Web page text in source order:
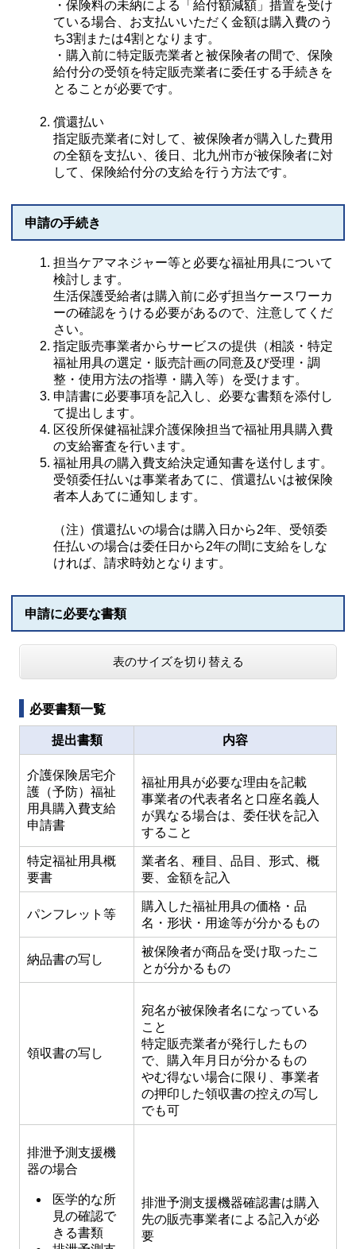
・保険料の未納による「給付額減額」措置を受け
ている場合、お支払いいただく金額は購入費のう
ち3割または4割となります。
・購入前に特定販売業者と被保険者の間で、保険
給付分の受領を特定販売業者に委任する手続きを
とることが必要です。
償還払い
指定販売業者に対して、被保険者が購入した費用
の全額を支払い、後日、北九州市が被保険者に対
して、保険給付分の支給を行う方法です。
申請の手続き
担当ケアマネジャー等と必要な福祉用具について
検討します。
生活保護受給者は購入前に必ず担当ケースワーカ
ーの確認をうける必要があるので、注意してくだ
さい。
指定販売事業者からサービスの提供（相談・特定
福祉用具の選定・販売計画の同意及び受理・調
整・使用方法の指導・購入等）を受けます。
申請書に必要事項を記入し、必要な書類を添付し
て提出します。
区役所保健福祉課介護保険担当で福祉用具購入費
の支給審査を行います。
福祉用具の購入費支給決定通知書を送付します。
受領委任払いは事業者あてに、償還払いは被保険
者本人あてに通知します。
​（注）償還払いの場合は購入日から2年、受領委
任払いの場合は委任日から2年の間に支給をしな
ければ、請求時効となります。
申請に必要な書類
表のサイズを切り替える
必要書類一覧
提出書類 内容
介護保険居宅介
護（予防）福祉
用具購入費支給
申請書
福祉用具が必要な理由を記載
事業者の代表者名と口座名義人
が異なる場合は、委任状を記入
すること
特定福祉用具概
要書
業者名、種目、品目、形式、概
要、金額を記入
パンフレット等
購入した福祉用具の価格・品
名・形状・用途等が分かるもの
納品書の写し
被保険者が商品を受け取ったこ
とが分かるもの
領収書の写し
宛名が被保険者名になっている
こと
特定販売業者が発行したもの
で、購入年月日が分かるもの
やむ得ない場合に限り、事業者
の押印した領収書の控えの写し
でも可
排泄予測支援機
器の場合
医学的な所
見の確認で
きる書類
排泄予測支援機器確認書は購入
先の販売事業者による記入が必
要